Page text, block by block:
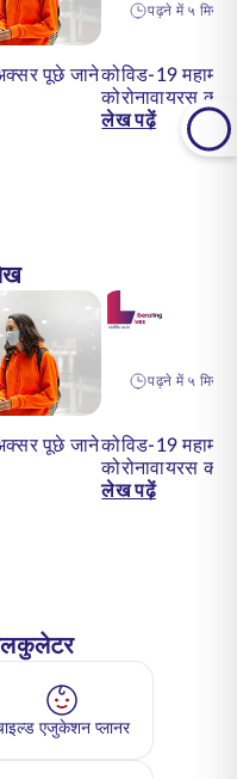
पूछे जाने
पढ़ने में ५ मिनट
कोविड-19
कोरोनावायरस का
लेख पढ़ें
पूछे जाने
पढ़ने में ५ मिनट
कोविड-19
कोरोनावायरस का
लेख पढ़ें
एजुकेशन प्लानर